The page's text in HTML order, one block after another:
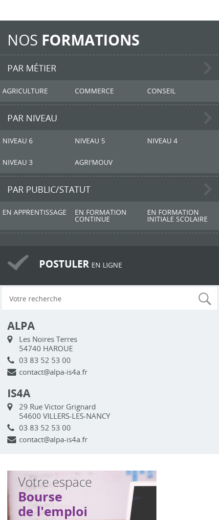
NOS FORMATIONS
PAR MÉTIER
AGRICULTURE COMMERCE CONSEIL
PAR NIVEAU
NIVEAU 6 NIVEAU 5 NIVEAU 4
NIVEAU 3 AGRI'MOUV
PAR PUBLIC/STATUT
EN APPRENTISSAGE EN FORMATION
CONTINUE
EN FORMATION
INITIALE SCOLAIRE
POSTULER EN LIGNE
ALPA
Les Noires Terres
54740 HAROUE
03 83 52 53 00
contact@alpa-is4a.fr
IS4A
29 Rue Victor Grignard
54600 VILLERS-LES-NANCY
03 83 52 53 00
contact@alpa-is4a.fr
Votre espace
Bourse
de l'emploi